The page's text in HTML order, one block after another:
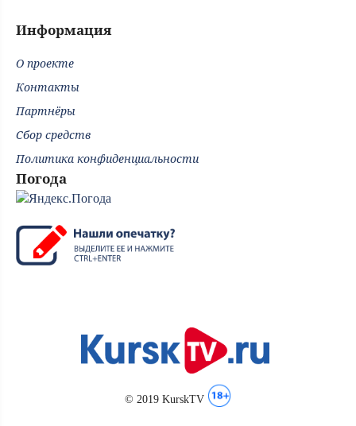
Информация
О проекте
Контакты
Партнёры
Сбор средств
Политика конфиденциальности
Погода
© 2019 KurskTV